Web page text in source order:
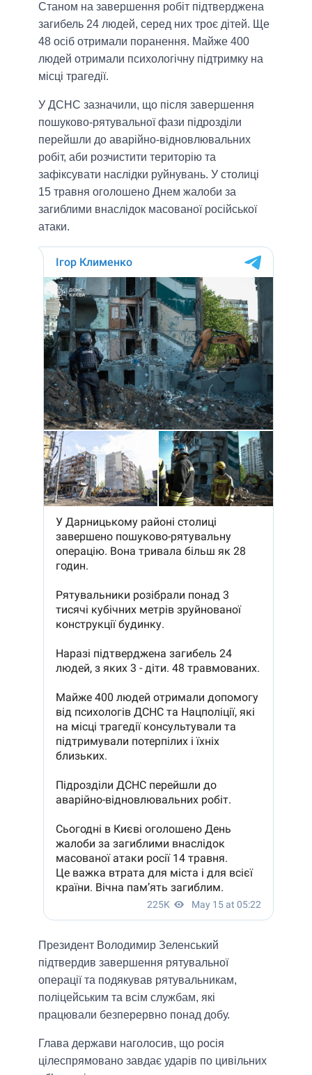
Станом на завершення робіт підтверджена
загибель 24 людей, серед них троє дітей. Ще
48 осіб отримали поранення. Майже 400
людей отримали психологічну підтримку на
місці трагедії.
У ДСНС зазначили, що після завершення
пошуково-рятувальної фази підрозділи
перейшли до аварійно-відновлювальних
робіт, аби розчистити територію та
зафіксувати наслідки руйнувань. У столиці
15 травня оголошено Днем жалоби за
загиблими внаслідок масованої російської
атаки.
Президент Володимир Зеленський
підтвердив завершення рятувальної
операції та подякував рятувальникам,
поліцейським та всім службам, які
працювали безперервно понад добу.
Глава держави наголосив, що росія
цілеспрямовано завдає ударів по цивільних